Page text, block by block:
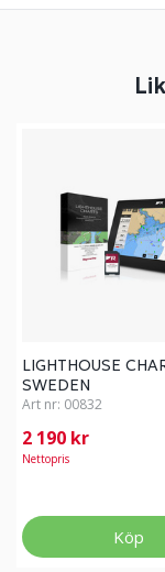
LIGHTHOUSE
SWEDEN
Art nr: 00832
2 190 kr
Nettopris
Köp